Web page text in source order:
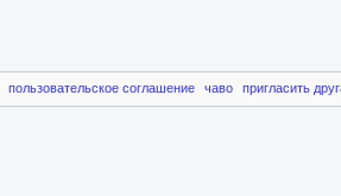
пользовательское соглашение чаво пригласить